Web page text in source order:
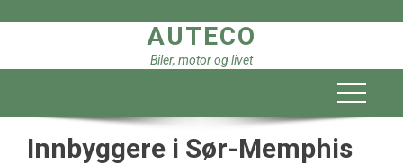
AUTECO
Biler, motor og livet
Innbyggere i Sør-Memphis